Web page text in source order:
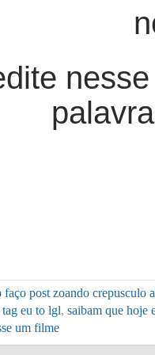
faço post zoando crepusculo
eu to lgl, saibam que hoje
um filme